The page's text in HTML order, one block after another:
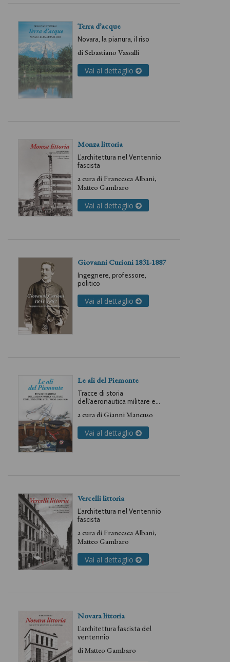
Terra d’acque
Novara, la pianura, il riso
diSebastiano Vassalli
Vai al dettaglio
Monza littoria
L’architettura nel Ventennio
fascista
a cura diFrancesca Albani,
Matteo Gambaro
Vai al dettaglio
Giovanni Curioni 1831-1887
Ingegnere, professore,
politico
Vai al dettaglio
Le ali del Piemonte
Tracce di storia
dell’aeronautica militare e
2023)
a cura diGianni Mancuso
Vai al dettaglio
Vercelli littoria
L’architettura nel Ventennio
fascista
a cura diFrancesca Albani,
Matteo Gambaro
Vai al dettaglio
Novara littoria
L’architettura fascista del
ventennio
diMatteo Gambaro